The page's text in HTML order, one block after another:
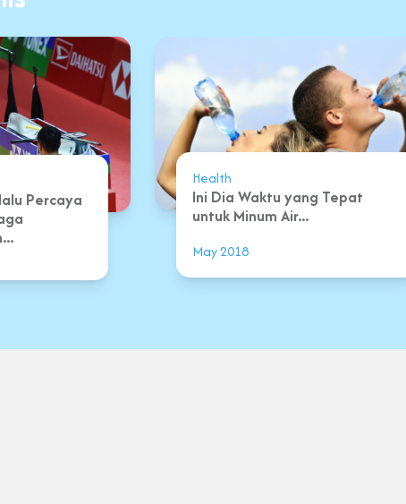
Percaya
Health
Ini Dia Waktu yang Tepat
untuk Minum Air...
May 2018